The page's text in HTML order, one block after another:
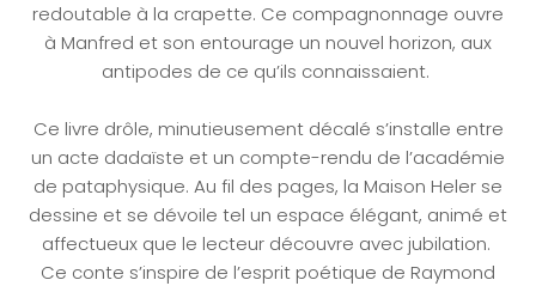
redoutable à la crapette. Ce compagnonnage ouvre
à Manfred et son entourage un nouvel horizon, aux
antipodes de ce qu’ils connaissaient.
Ce livre drôle, minutieusement décalé s’installe entre
un acte dadaïste et un compte-rendu de l’académie
de pataphysique. Au fil des pages, la Maison Heler se
dessine et se dévoile tel un espace élégant, animé et
affectueux que le lecteur découvre avec jubilation.
Ce conte s’inspire de l’esprit poétique de Raymond